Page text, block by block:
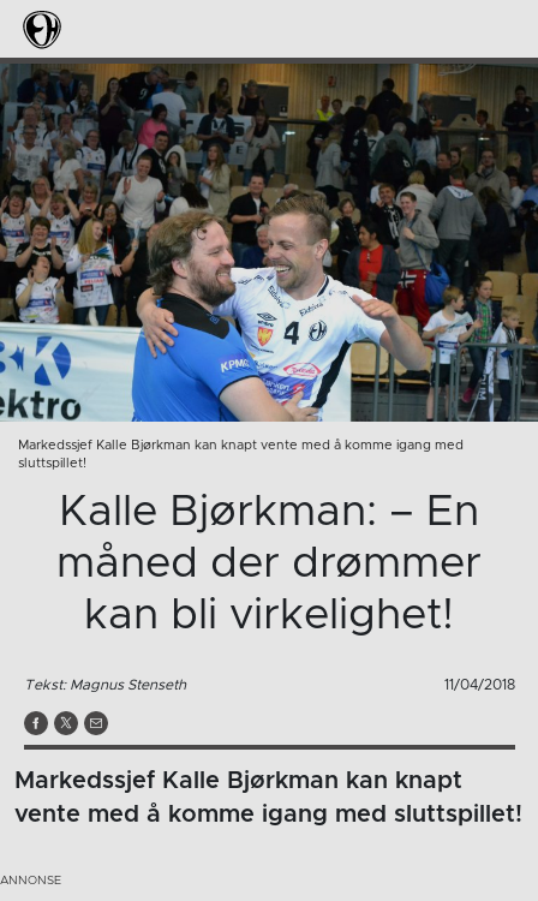
Markedssjef Kalle Bjørkman kan knapt vente med å komme igang med
sluttspillet!
Kalle Bjørkman: – En
måned der drømmer
kan bli virkelighet!
Tekst: Magnus Stenseth 11/04/2018
Markedssjef Kalle Bjørkman kan knapt
vente med å komme igang med sluttspillet!